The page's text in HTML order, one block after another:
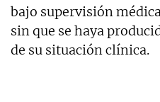
bajo supervisión
sin que se haya
de su situación clínica.